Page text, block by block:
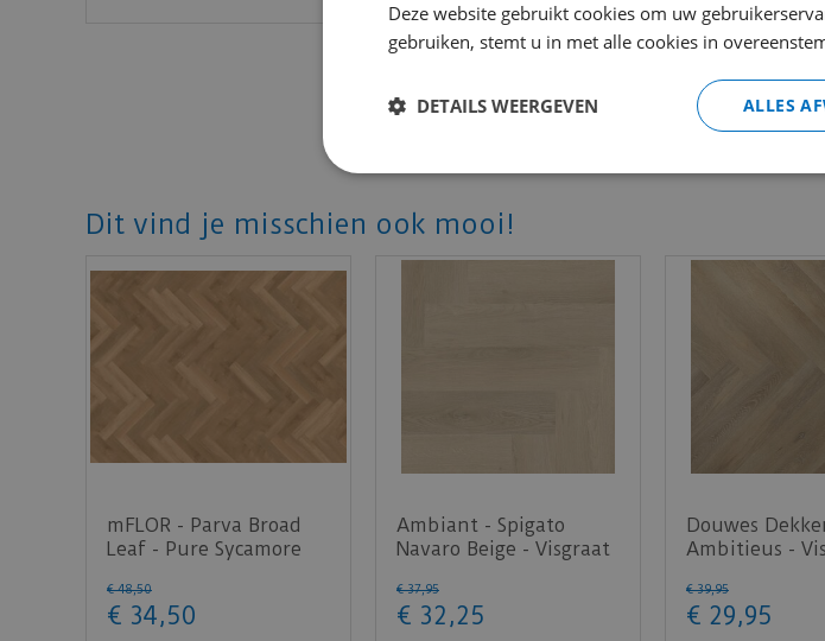
Dit vind je misschien ook mooi!
mFLOR - Parva Broad
Leaf - Pure Sycamore
€ 48,50
€ 34,50
Ambiant - Spigato
Navaro Beige - Visgraat
€ 37,95
€ 32 ,25
Douwes
Ambitieus -
PVC)
€ 39,95
€ 29,95
Deze website gebruikt cookies om uw
gebruiken, stemt u in met alle cookies in
ALLES
DETAILS WEERGEVEN